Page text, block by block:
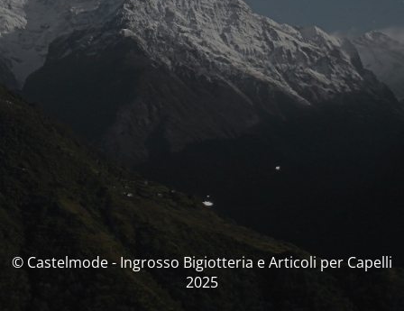
© Castelmode - Ingrosso Bigiotteria e Articoli per Capelli
2025